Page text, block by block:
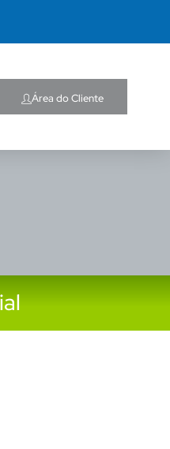
Área do Cliente